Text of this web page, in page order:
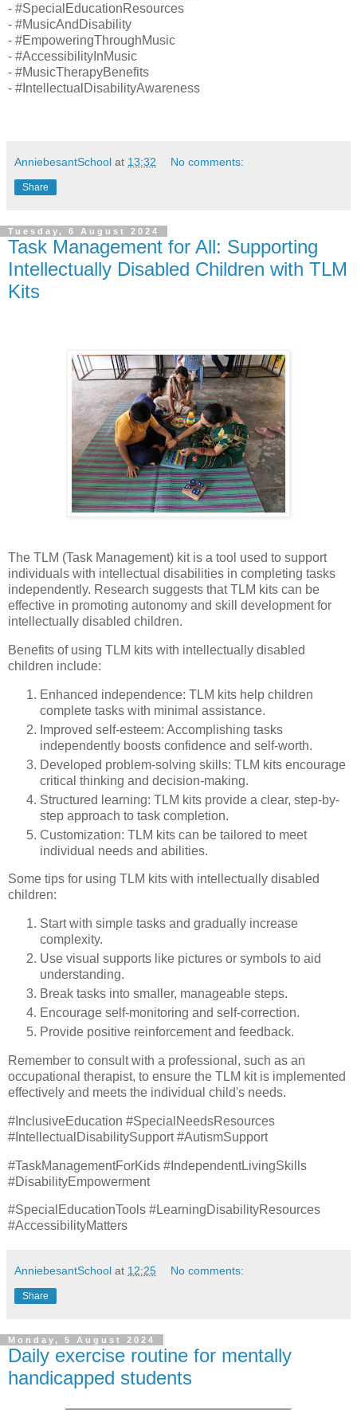
- #SpecialEducationResources
- #MusicAndDisability
- #EmpoweringThroughMusic
- #AccessibilityInMusic
- #MusicTherapyBenefits
- #IntellectualDisabilityAwareness
AnniebesantSchool at 13:32 No comments:
Share
Tuesday, 6 August 2024
Task Management for All: Supporting
Intellectually Disabled Children with TLM
Kits
The TLM (Task Management) kit is a tool used to support
individuals with intellectual disabilities in completing tasks
independently. Research suggests that TLM kits can be
effective in promoting autonomy and skill development for
intellectually disabled children.
Benefits of using TLM kits with intellectually disabled
children include:
Enhanced independence: TLM kits help children
complete tasks with minimal assistance.
Improved self-esteem: Accomplishing tasks
independently boosts confidence and self-worth.
Developed problem-solving skills: TLM kits encourage
critical thinking and decision-making.
Structured learning: TLM kits provide a clear, step-by-
step approach to task completion.
Customization: TLM kits can be tailored to meet
individual needs and abilities.
Some tips for using TLM kits with intellectually disabled
children:
Start with simple tasks and gradually increase
complexity.
Use visual supports like pictures or symbols to aid
understanding.
Break tasks into smaller, manageable steps.
Encourage self-monitoring and self-correction.
Provide positive reinforcement and feedback.
Remember to consult with a professional, such as an
occupational therapist, to ensure the TLM kit is implemented
effectively and meets the individual child's needs.
#InclusiveEducation #SpecialNeedsResources
#IntellectualDisabilitySupport #AutismSupport
#TaskManagementForKids #IndependentLivingSkills
#DisabilityEmpowerment
#SpecialEducationTools #LearningDisabilityResources
#AccessibilityMatters
AnniebesantSchool at 12:25 No comments:
Share
Monday, 5 August 2024
Daily exercise routine for mentally
handicapped students